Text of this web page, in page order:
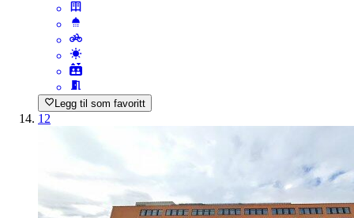
Legg til som favoritt
12